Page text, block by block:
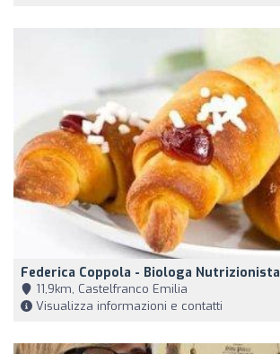
Federica Coppola - Biologa Nutrizionista
11,9km, Castelfranco Emilia
Visualizza informazioni e contatti